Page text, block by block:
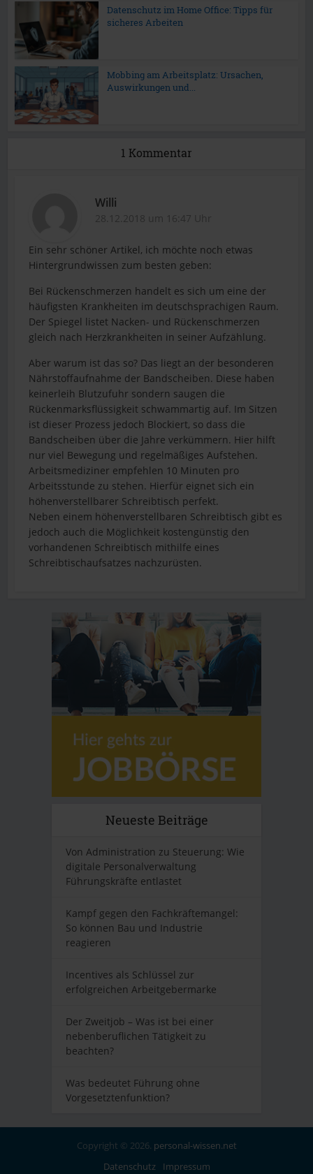
Datenschutz im Home Office: Tipps für
sicheres Arbeiten
Mobbing am Arbeitsplatz: Ursachen,
Auswirkungen und...
1 Kommentar
Willi
28.12.2018 um 16:47 Uhr
Ein sehr schöner Artikel, ich möchte noch etwas
Hintergrundwissen zum besten geben:
Bei Rückenschmerzen handelt es sich um eine der
häufigsten Krankheiten im deutschsprachigen Raum.
Der Spiegel listet Nacken- und Rückenschmerzen
gleich nach Herzkrankheiten in seiner Aufzählung.
Aber warum ist das so? Das liegt an der besonderen
Nährstoffaufnahme der Bandscheiben. Diese haben
keinerleih Blutzufuhr sondern saugen die
Rückenmarksflüssigkeit schwammartig auf. Im Sitzen
ist dieser Prozess jedoch Blockiert, so dass die
Bandscheiben über die Jahre verkümmern. Hier hilft
nur viel Bewegung und regelmäßiges Aufstehen.
Arbeitsmediziner empfehlen 10 Minuten pro
Arbeitsstunde zu stehen. Hierfür eignet sich ein
höhenverstellbarer Schreibtisch perfekt.
Neben einem höhenverstellbaren Schreibtisch gibt es
jedoch auch die Möglichkeit kostengünstig den
vorhandenen Schreibtisch mithilfe eines
Schreibtischaufsatzes nachzurüsten.
Neueste Beiträge
Von Administration zu Steuerung: Wie
digitale Personalverwaltung
Führungskräfte entlastet
Kampf gegen den Fachkräftemangel:
So können Bau und Industrie
reagieren
Incentives als Schlüssel zur
erfolgreichen Arbeitgebermarke
Der Zweitjob – Was ist bei einer
nebenberuflichen Tätigkeit zu
beachten?
Was bedeutet Führung ohne
Vorgesetztenfunktion?
Copyright © 2026. personal-wissen.net
Datenschutz
Impressum